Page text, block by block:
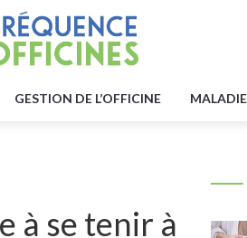
GESTION DE L’OFFICINE
à se tenir à